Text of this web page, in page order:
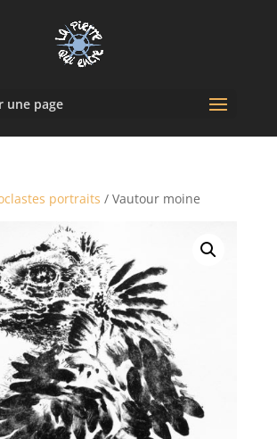
une page
portraits / Vautour moine